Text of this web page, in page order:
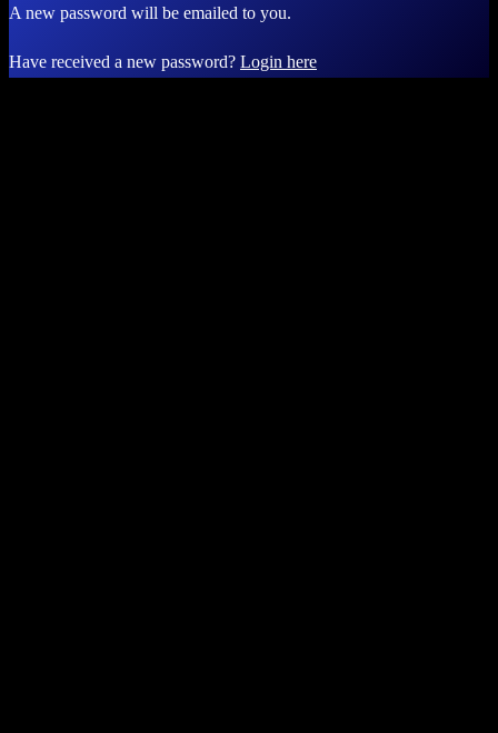
A new password will be emailed to you.
Have received a new password? Login here